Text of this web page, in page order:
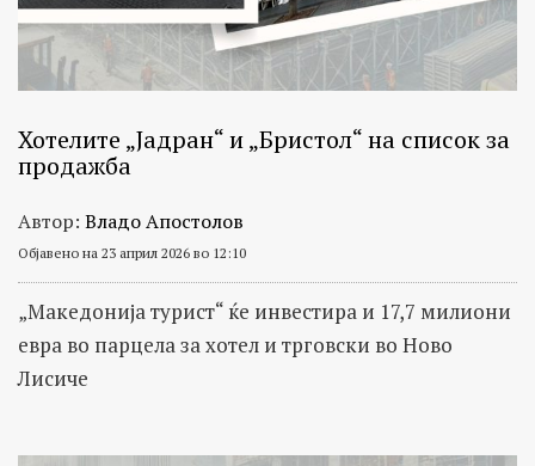
Хотелите „Јадран“ и „Бристол“ на список за
продажба
Автор: Владо Апостолов
Објавено на 23 април 2026 во 12:10
„Македонија турист“ ќе инвестира и 17,7 милиони
евра во парцела за хотел и трговски во Ново
Лисиче